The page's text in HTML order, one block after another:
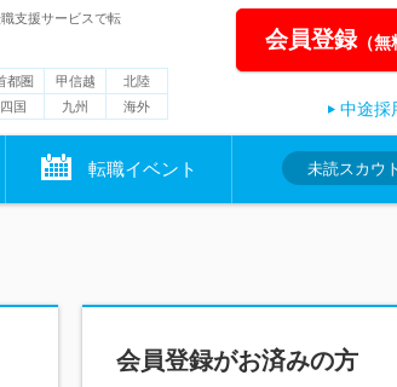
支援サービスで転
都圏 甲信越
北陸
四国 九州 海外
会員登録（無
中途採
転職イベント 未読スカウト
会員登録がお済みの方